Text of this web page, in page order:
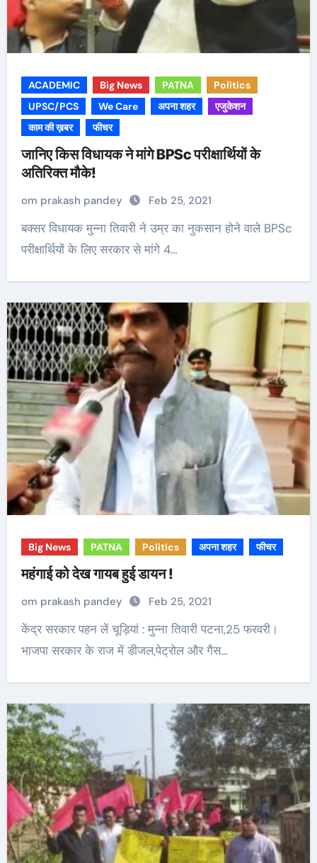
ACADEMIC Big News PATNA
Politics
UPSC/PCS
We Care अपना शहर
एजुकेशन
काम की ख़बर
फीचर
जानिए किस विधायक ने मांगे BPSc परीक्षार्थियों के
अतिरिक्त मौके!
om prakash pandey Feb 25, 2021
बक्सर विधायक मुन्ना तिवारी ने उम्र का नुकसान होने वाले BPSc
परीक्षार्थियों के लिए सरकार से मांगे 4…
Big News PATNA Politics अपना शहर फीचर
महंगाई को देख गायब हुई डायन !
om prakash pandey Feb 25, 2021
केंद्र सरकार पहन लें चूड़ियां : मुन्ना तिवारी पटना,25 फरवरी।
भाजपा सरकार के राज में डीजल,पेट्रोल और गैस…